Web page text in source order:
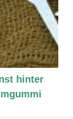
hinter